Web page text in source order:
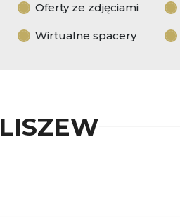
Oferty ze zdjęciami
Wirtualne spacery